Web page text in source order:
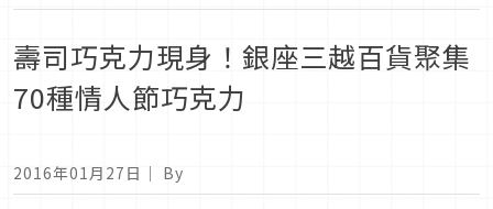
壽司巧克力現身！銀座三越百貨聚集
70種情人節巧克力
2016年01月27日 ｜ By